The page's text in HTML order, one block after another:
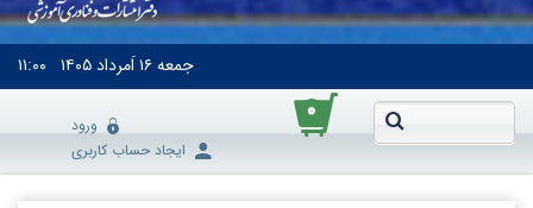
جمعه۱۶ اَمرداد ۱۴۰۵ ۱۱:۰۰
۰
ورود
ایجاد حساب کاربری